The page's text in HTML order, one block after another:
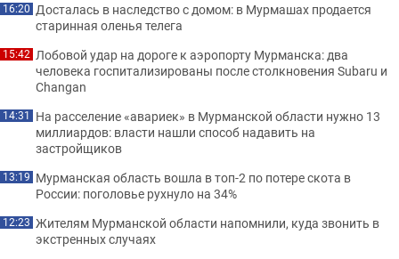
16:20 Досталась в наследство с домом: в Мурмашах продается
старинная оленья телега
15:42 Лобовой удар на дороге к аэропорту Мурманска: два
человека госпитализированы после столкновения Subaru и
Changan
14:31 На расселение «авариек» в Мурманской области нужно 13
миллиардов: власти нашли способ надавить на
застройщиков
13:19 Мурманская область вошла в топ-2 по потере скота в
России: поголовье рухнуло на 34%
12:23 Жителям Мурманской области напомнили, куда звонить в
экстренных случаях